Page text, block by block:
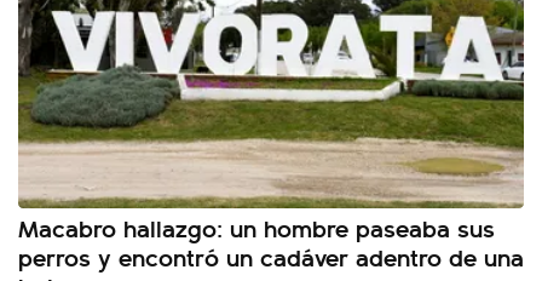
Macabro hallazgo: un hombre paseaba sus
perros y encontró un cadáver adentro de una